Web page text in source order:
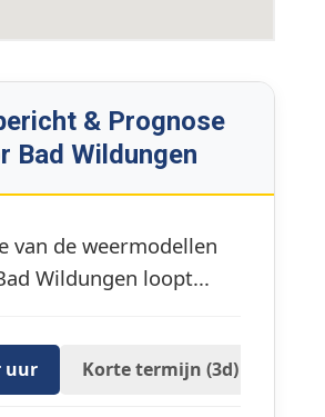
& Prognose
Bad Wildungen
van de weermodellen
Wildungen loopt...
uur Korte termijn (3d)